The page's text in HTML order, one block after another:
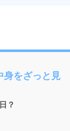
身をざっと見
？